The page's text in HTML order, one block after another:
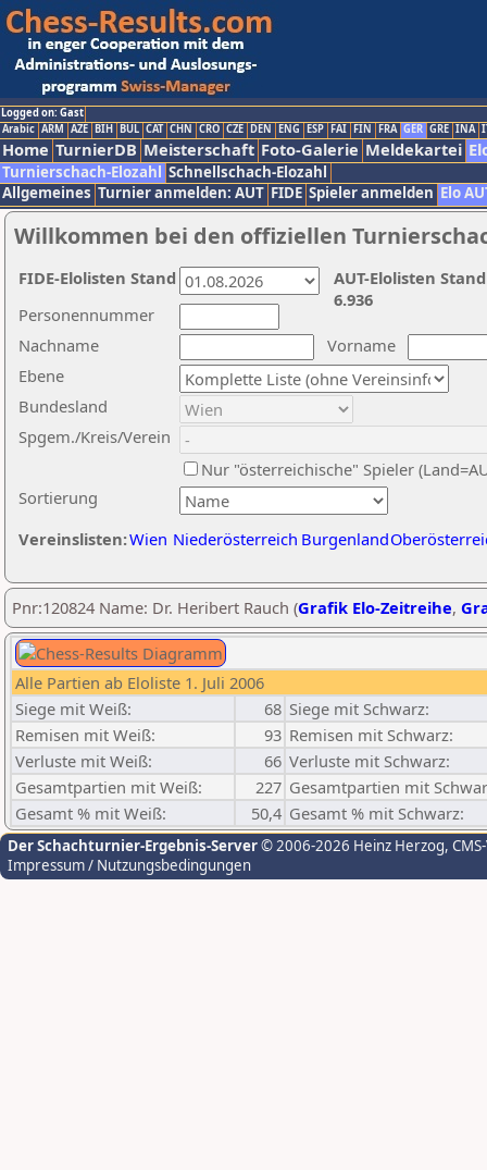
Logged on: Gast
Arabic ARM AZE BIH BUL CAT CHN CRO CZE DEN ENG ESP FAI FIN FRA GER GRE INA
Home TurnierDB Meisterschaft Foto-Galerie Meldekartei
Turnierschach-Elozahl Schnellschach-Elozahl
Allgemeines Turnier anmelden: AUT FIDE Spieler anmelden Elo
Willkommen bei den offiziellen
Nachname
Vorname
Ebene
Sortierung
Personennummer
Bundesland
Spgem./Kreis/Verein
Nur "österreichische" Spieler
Vereinslisten:Wien Niederösterreich Burgenland
AUT-Elolisten
6.936
FIDE-Elolisten Stand
Pnr:120824 Name: Dr. Heribert Rauch (Grafik Elo-Zeitreihe,
Alle Partien ab Eloliste 1. Juli 2006
Siege mit Weiß:
68 Siege mit Schwarz:
Remisen mit Weiß:
93 Remisen mit Schwarz:
Verluste mit Weiß:
66 Verluste mit Schwarz:
Gesamtpartien mit Weiß:
227 Gesamtpartien mit
Gesamt % mit Weiß:
50,4 Gesamt % mit Schwarz:
Der Schachturnier-Ergebnis-Server© 2006-2026 Heinz Herzog,
Impressum / Nutzungsbedingungen